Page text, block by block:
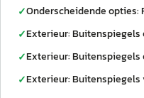
✓Onderscheidende
✓Exterieur:
✓Exterieur:
✓Exterieur: Buitenspiegels